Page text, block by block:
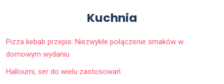
Kuchnia
Pizza kebab przepis: Niezwykłe połączenie smaków w
domowym wydaniu
Halloumi, ser do wielu zastosowań.